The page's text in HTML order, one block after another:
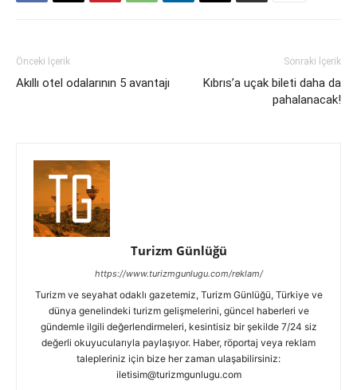
Önceki İçerik
Akıllı otel odalarının 5 avantajı
Sonraki İçerik
Kıbrıs’a uçak bileti daha da
pahalanacak!
Turizm Günlüğü
https://www.turizmgunlugu.com/reklam/
Turizm ve seyahat odaklı gazetemiz, Turizm Günlüğü, Türkiye ve
dünya genelindeki turizm gelişmelerini, güncel haberleri ve
gündemle ilgili değerlendirmeleri, kesintisiz bir şekilde 7/24 siz
değerli okuyucularıyla paylaşıyor. Haber, röportaj veya reklam
talepleriniz için bize her zaman ulaşabilirsiniz:
iletisim@turizmgunlugu.com